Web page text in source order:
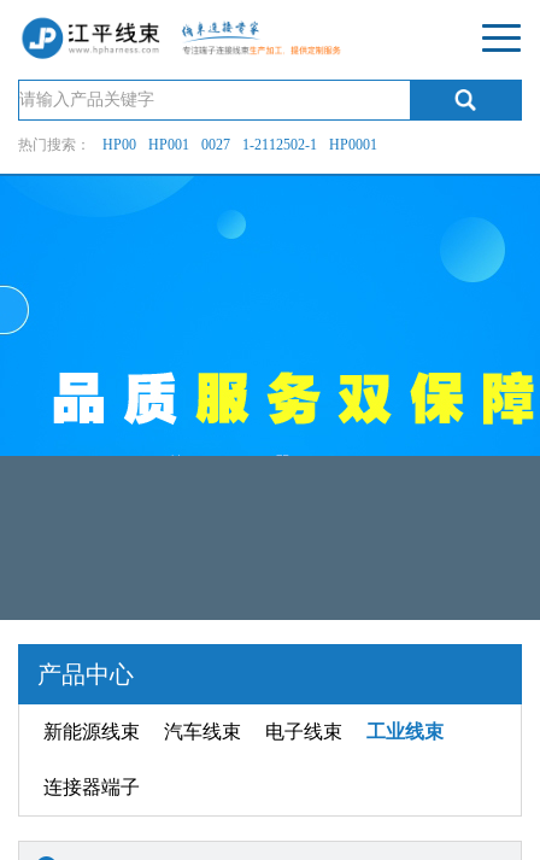
热门搜索： HP00 HP001 0027 1-2112502-1 HP0001
产品中心
新能源线束 汽车线束 电子线束 工业线束
连接器端子